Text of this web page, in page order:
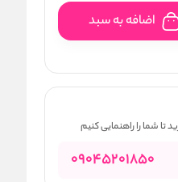
اضافه به سبد
تا شما را راهنمایی کنیم
09045201850